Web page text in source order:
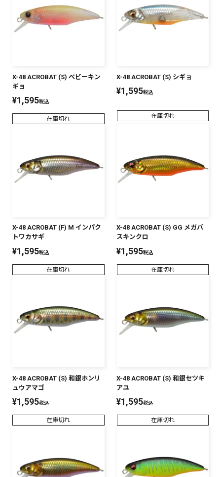
X-48 ACROBAT (S) ベビーキン
ギョ
¥1,595税込
在庫切れ
X-48 ACROBAT (S) シギョ
¥1,595税込
在庫切れ
X-48 ACROBAT (F) M インパク
トワカサギ
¥1,595税込
在庫切れ
X-48 ACROBAT (S) GG メガバ
スキンクロ
¥1,595税込
在庫切れ
X-48 ACROBAT (S) 和銀ホンリ
ュウアマゴ
¥1,595税込
在庫切れ
X-48 ACROBAT (S) 和銀セツキ
アユ
¥1,595税込
在庫切れ